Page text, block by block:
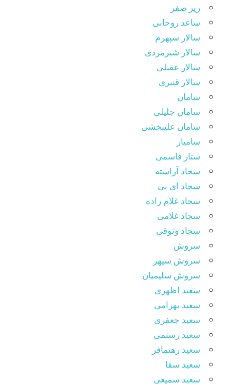
زیر صفر
ساعد روحانی
سالار سپهرم
سالار شیرمردی
سالار عقیلی
سالار قنبری
سامان
سامان جلیلی
سامان علیبخشی
سامیار
ستار قاسمی
سجاد آراسته
سجاد ای بی
سجاد غلام زاده
سجاد غلامی
سجاد وثوقى
سروش
سروش سپهر
سروش سلیمیان
سعید اظهری
سعید بهرامی
سعید جعفری
سعید رستمی
سعید رهنمافر
سعید سقا
سعید سمیعی